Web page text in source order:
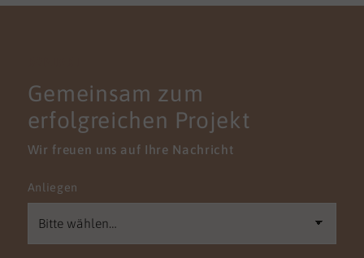
Gemeinsam zum
erfolgreichen Projekt
Wir freuen uns auf Ihre Nachricht
Anliegen